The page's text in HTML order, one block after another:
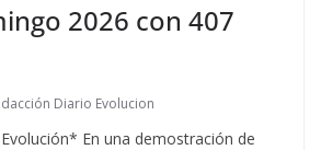
2026 con 407
Diario Evolucion
En una demostración de